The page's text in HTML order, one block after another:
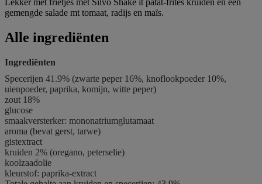
Lekker met frietjes met Silvo Shake it patat-frites kruiden en een
gemengde salade mt tomaat, radijs en maïs.
Alle ingrediënten
Ingrediënten
Specerijen 41.9% (zwarte peper 16%, knoflookpoeder 10%,
uienpoeder, paprika, komijn, witte peper)
zout 18%
glucose
smaakversterker: mononatriumglutamaat
aroma (bevat gerst, tarwe)
gistextract
kruiden 2% (oregano, peterselie)
koolzaadolie
kleurstof: paprika-extract